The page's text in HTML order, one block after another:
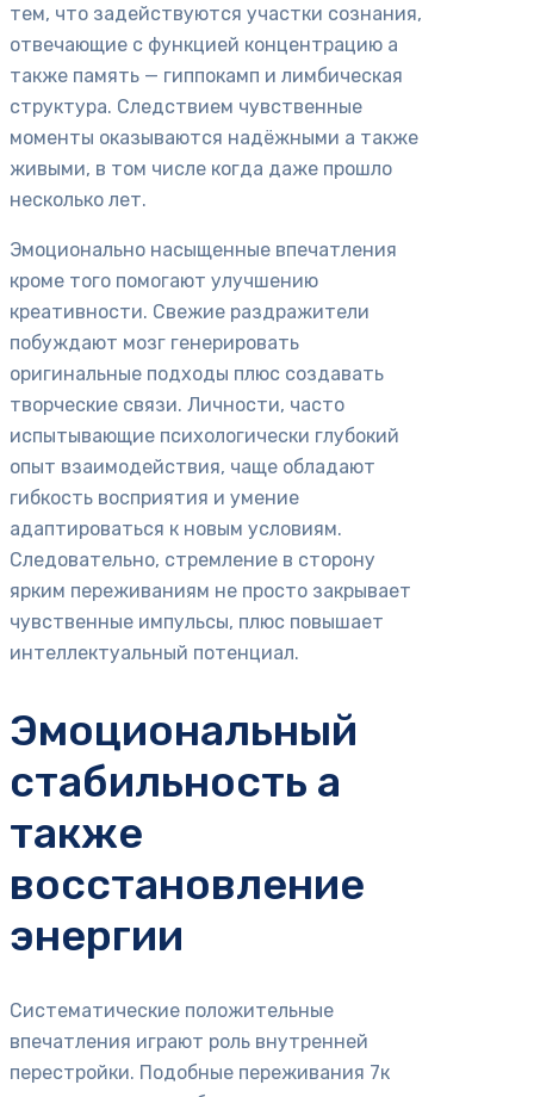
тем, что задействуются участки сознания,
отвечающие с функцией концентрацию а
также память — гиппокамп и лимбическая
структура. Следствием чувственные
моменты оказываются надёжными а также
живыми, в том числе когда даже прошло
несколько лет.
Эмоционально насыщенные впечатления
кроме того помогают улучшению
креативности. Свежие раздражители
побуждают мозг генерировать
оригинальные подходы плюс создавать
творческие связи. Личности, часто
испытывающие психологически глубокий
опыт взаимодействия, чаще обладают
гибкость восприятия и умение
адаптироваться к новым условиям.
Следовательно, стремление в сторону
ярким переживаниям не просто закрывает
чувственные импульсы, плюс повышает
интеллектуальный потенциал.
Эмоциональный
стабильность а
также
восстановление
энергии
Систематические положительные
впечатления играют роль внутренней
перестройки. Подобные переживания 7к